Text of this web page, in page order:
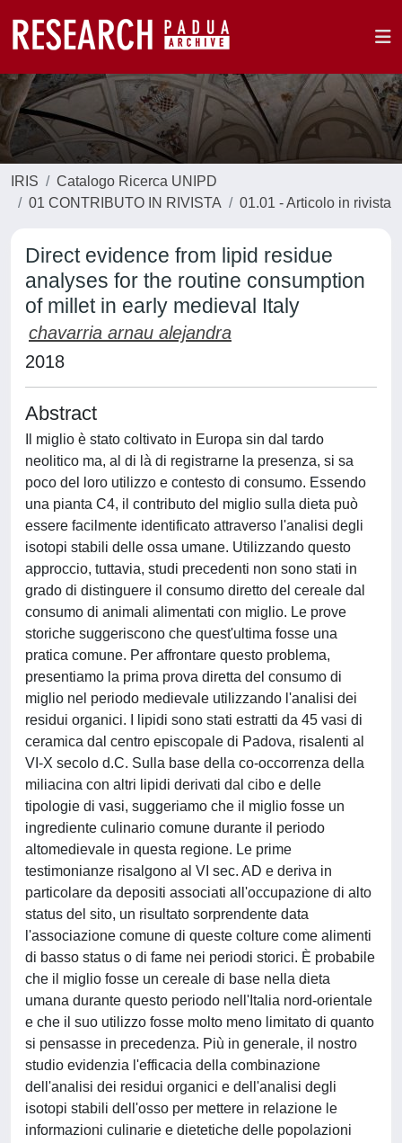
IRIS
Catalogo Ricerca UNIPD
01 CONTRIBUTO IN RIVISTA
01.01 - Articolo in rivista
Direct evidence from lipid residue
analyses for the routine consumption
of millet in early medieval Italy
chavarria arnau alejandra
2018
Abstract
Il miglio è stato coltivato in Europa sin dal tardo
neolitico ma, al di là di registrarne la presenza, si sa
poco del loro utilizzo e contesto di consumo. Essendo
una pianta C4, il contributo del miglio sulla dieta può
essere facilmente identificato attraverso l'analisi degli
isotopi stabili delle ossa umane. Utilizzando questo
approccio, tuttavia, studi precedenti non sono stati in
grado di distinguere il consumo diretto del cereale dal
consumo di animali alimentati con miglio. Le prove
storiche suggeriscono che quest'ultima fosse una
pratica comune. Per affrontare questo problema,
presentiamo la prima prova diretta del consumo di
miglio nel periodo medievale utilizzando l'analisi dei
residui organici. I lipidi sono stati estratti da 45 vasi di
ceramica dal centro episcopale di Padova, risalenti al
VI-X secolo d.C. Sulla base della co-occorrenza della
miliacina con altri lipidi derivati ​​dal cibo e delle
tipologie di vasi, suggeriamo che il miglio fosse un
ingrediente culinario comune durante il periodo
altomedievale in questa regione. Le prime
testimonianze risalgono al VI sec. AD e deriva in
particolare da depositi associati all'occupazione di alto
status del sito, un risultato sorprendente data
l'associazione comune di queste colture come alimenti
di basso status o di fame nei periodi storici. È probabile
che il miglio fosse un cereale di base nella dieta
umana durante questo periodo nell'Italia nord-orientale
e che il suo utilizzo fosse molto meno limitato di quanto
si pensasse in precedenza. Più in generale, il nostro
studio evidenzia l'efficacia della combinazione
dell'analisi dei residui organici e dell'analisi degli
isotopi stabili dell'osso per mettere in relazione le
informazioni culinarie e dietetiche delle popolazioni